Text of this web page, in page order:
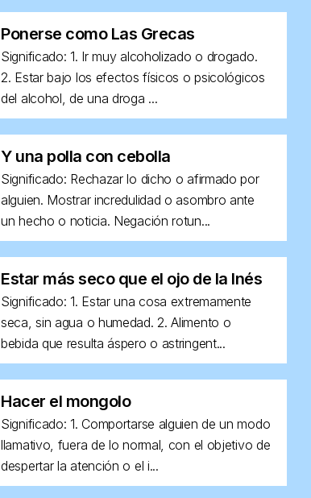
Ponerse como Las Grecas
Significado: 1. Ir muy alcoholizado o drogado.
2. Estar bajo los efectos físicos o psicológicos
del alcohol, de una droga ...
Y una polla con cebolla
Significado: Rechazar lo dicho o afirmado por
alguien. Mostrar incredulidad o asombro ante
un hecho o noticia. Negación rotun...
Estar más seco que el ojo de la Inés
Significado: 1. Estar una cosa extremamente
seca, sin agua o humedad. 2. Alimento o
bebida que resulta áspero o astringent...
Hacer el mongolo
Significado: 1. Comportarse alguien de un modo
llamativo, fuera de lo normal, con el objetivo de
despertar la atención o el i...